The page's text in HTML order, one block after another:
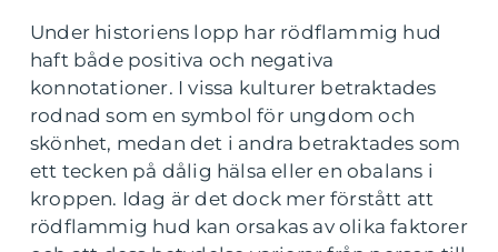
Under historiens lopp har rödflammig hud
haft både positiva och negativa
konnotationer. I vissa kulturer betraktades
rodnad som en symbol för ungdom och
skönhet, medan det i andra betraktades som
ett tecken på dålig hälsa eller en obalans i
kroppen. Idag är det dock mer förstått att
rödflammig hud kan orsakas av olika faktorer